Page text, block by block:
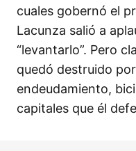
cuales gobernó el
Lacunza salió a
“levantarlo”. Pero
quedó destruido
endeudamiento,
capitales que él